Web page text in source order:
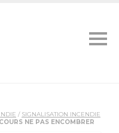
/ SIGNALISATION INCENDIE
NE PAS ENCOMBRER